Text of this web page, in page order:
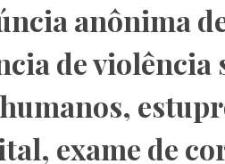
anônima
de violência
,
, exame de